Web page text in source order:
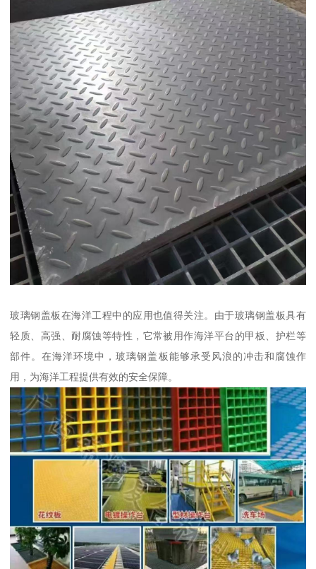
玻璃钢盖板在海洋工程中的应用也值得关注。由于玻璃钢盖板具有
轻质、高强、耐腐蚀等特性，它常被用作海洋平台的甲板、护栏等
部件。在海洋环境中，玻璃钢盖板能够承受风浪的冲击和腐蚀作
用，为海洋工程提供有效的安全保障。